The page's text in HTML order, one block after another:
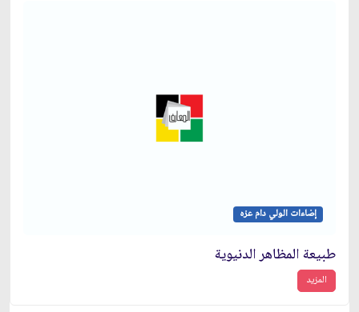
إضاءات الولي دام عزه
طبيعة المظاهر الدنيوية
المزيد